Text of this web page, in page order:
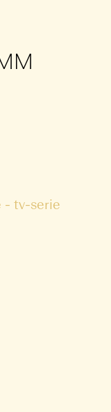
- tv-serie